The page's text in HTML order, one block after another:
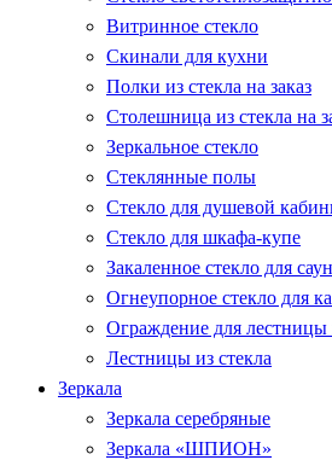
Витринное стекло
Скинали для кухни
Полки из стекла на заказ
Столешница из стекла на
Зеркальное стекло
Стеклянные полы
Стекло для душевой
Стекло для шкафа-купе
Закаленное стекло для
Огнеупорное стекло для
Ограждение для лестницы
Лестницы из стекла
Зеркала
Зеркала серебряные
Зеркала «ШПИОН»